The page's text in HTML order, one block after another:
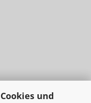
und